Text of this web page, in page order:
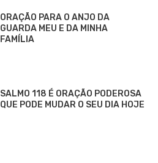
ORAÇÃO PARA O ANJO DA
GUARDA MEU E DA MINHA
FAMÍLIA
SALMO 118 É ORAÇÃO PODEROSA
QUE PODE MUDAR O SEU DIA HOJE